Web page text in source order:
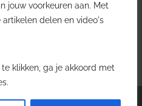
jouw voorkeuren aan. Met
delen en video's
klikken, ga je akkoord met
je gratis
update